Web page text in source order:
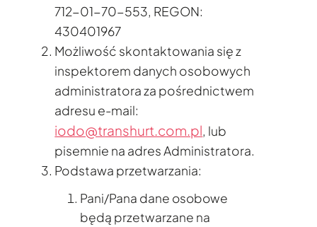
712-01-70-553, REGON:
430401967
Możliwość skontaktowania się z
inspektorem danych osobowych
administratora za pośrednictwem
adresu e-mail:
iodo@transhurt.com.pl, lub
pisemnie na adres Administratora.
Podstawa przetwarzania:
Pani/Pana dane osobowe
będą przetwarzane na